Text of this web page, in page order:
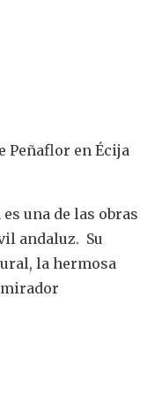
Peñaflor en Écija
una de las obras
andaluz. Su
la hermosa
mirador